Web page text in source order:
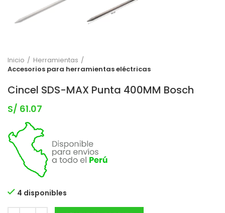
Inicio
Herramientas
Accesorios para herramientas eléctricas
Cincel SDS-MAX Punta 400MM Bosch
S/ 61.07
4 disponibles